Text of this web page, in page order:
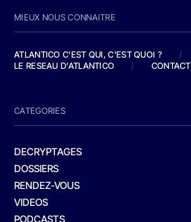
MIEUX NOUS CONNAITRE
ATLANTICO C'EST QUI, C'EST QUOI ?
/
LE RESEAU D'ATLANTICO
/ CONTACT
CATEGORIES
DECRYPTAGES
DOSSIERS
RENDEZ-VOUS
VIDEOS
PODCASTS